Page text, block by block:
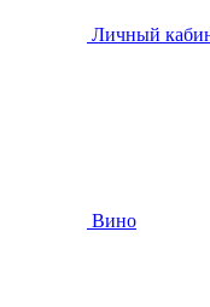
Личный
Вино